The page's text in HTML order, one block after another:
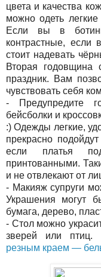
цвета и качества
можно одеть
Если вы в
контрастные,
стоит надевать
Вторая
праздник. Вам
чувствовать себя
- Предупредите
бейсболки и
:) Одежды легкие,
прекрасно
если платья
принтованными.
и не отвлекают от
- Макияж супруги
Украшения могут
бумага, дерево,
- Стол можно
зверей или птиц.
резным краем —